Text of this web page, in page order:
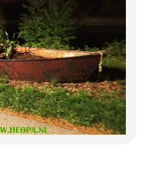
Wandeltochten
tochten
Wandelingen
Wandelingen